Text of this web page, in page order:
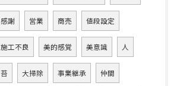
感謝 営業 商売 値段設定
施工不良 美的感覚 美意識 人
苔 大掃除 事業継承 仲間